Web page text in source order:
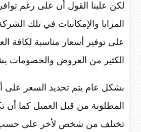
لكن علينا القول أن على رغم
المزايا والإمكانيات في تلك
على توفير أسعار مناسبة لكافة
الكثير من العروض والخصومات
بشكل عام يتم تحديد السعر على
المطلوبة من قبل العميل كما أن
تختلف من شخص لأخر على حسب